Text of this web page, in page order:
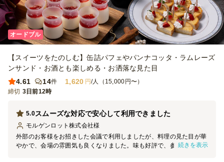
オードブル
【スイーツをたのしむ】缶詰パフェやパンナコッタ・ラムレーズ
ンサンド・お酒とも楽しめる・お洒落な見た目
4.61
14件 1,620 円/人（15,000円〜）
締切 3日前12時
スムーズな対応で安心して利用できました
5.0
モルゲンロット株式会社様
外部のお客様をお招きした会議で利用しましたが、料理の見た目が華
やかで、会場の雰囲気も良くなりました。味も好評で、参加者の皆様
続きを表示